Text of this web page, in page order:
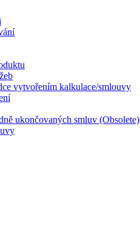
vytvořením kalkulace/smlouvy
ukončovaných smluv (Obsolete)